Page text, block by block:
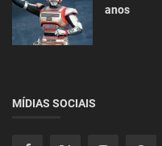
anos
MÍDIAS SOCIAIS